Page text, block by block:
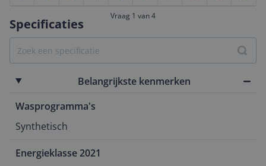
Specificaties
Belangrijkste kenmerken
Wasprogramma's
Synthetisch
Energieklasse 2021
Vraag 1 van 4